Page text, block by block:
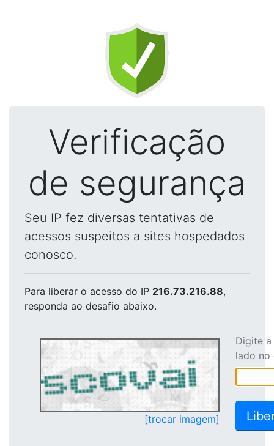
Verificação
de segurança
Seu IP fez diversas tentativas de
acessos suspeitos a sites hospedados
conosco.
Para liberar o acesso do IP 216.73.216.88,
responda ao desafio abaixo.
[trocar imagem]
Digite
lado no